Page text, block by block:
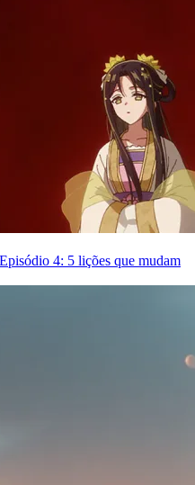
4: 5 lições que mudam